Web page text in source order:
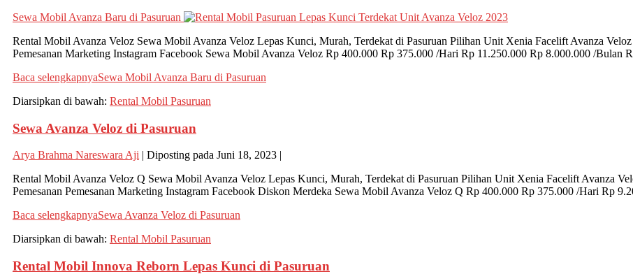
Sewa Mobil Avanza Baru di Pasuruan
Rental Mobil Avanza Veloz Sewa Mobil Avanza Veloz Lepas Kunci, Murah, Terdekat di Pasuruan Pilihan Unit Xenia Facelift Avanza
Pemesanan Marketing Instagram Facebook Sewa Mobil Avanza Veloz Rp 400.000 Rp 375.000 /Hari Rp 11.250.000 Rp 8.000.000 /
Baca selengkapnyaSewa Mobil Avanza Baru di Pasuruan
Diarsipkan di bawah: Rental Mobil Pasuruan
Sewa Avanza Veloz di Pasuruan
Arya Brahma Nareswara Aji | Diposting pada Juni 18, 2023 |
Rental Mobil Avanza Veloz Q Sewa Mobil Avanza Veloz Lepas Kunci, Murah, Terdekat di Pasuruan Pilihan Unit Xenia Facelift Avanza
Pemesanan Pemesanan Marketing Instagram Facebook Diskon Merdeka Sewa Mobil Avanza Veloz Q Rp 400.000 Rp 375.000 /Hari Rp
Baca selengkapnyaSewa Avanza Veloz di Pasuruan
Diarsipkan di bawah: Rental Mobil Pasuruan
Rental Mobil Innova Reborn Lepas Kunci di Pasuruan